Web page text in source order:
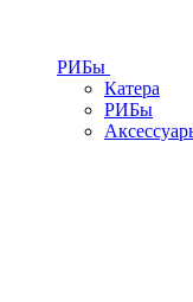
РИБы
Катера
РИБы